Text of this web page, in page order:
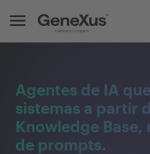
Agentes de IA
sistemas a partir
Knowledge Base,
de prompts.